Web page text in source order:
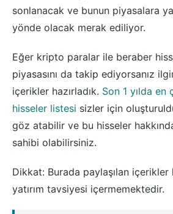
sonlanacak ve bunun piyasalara
yönde olacak merak ediliyor.
Eğer kripto paralar ile beraber
piyasasını da takip ediyorsanız
içerikler hazırladık. Son 1 yılda
hisseler listesi sizler için
göz atabilir ve bu hisseler
sahibi olabilirsiniz.
Dikkat: Burada paylaşılan
yatırım tavsiyesi içermemektedir.